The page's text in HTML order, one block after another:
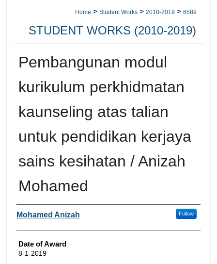
Home > Student Works > 2010-2019 > 6589
STUDENT WORKS (2010-2019)
Pembangunan modul
kurikulum perkhidmatan
kaunseling atas talian
untuk pendidikan kerjaya
sains kesihatan / Anizah
Mohamed
Author
Mohamed Anizah Follow
Date of Award
8-1-2019